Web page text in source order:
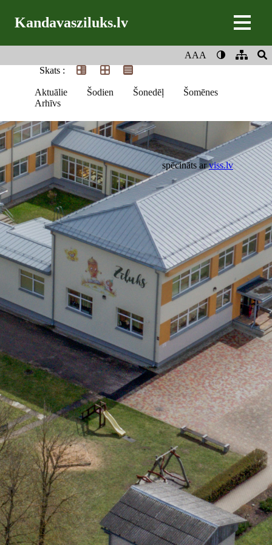
Kandavasziluks.lv
AAA
Skats :
Aktuālie Šodien Šonedēļ
Šomēnes
Arhīvs
spēcināts arviss.lv